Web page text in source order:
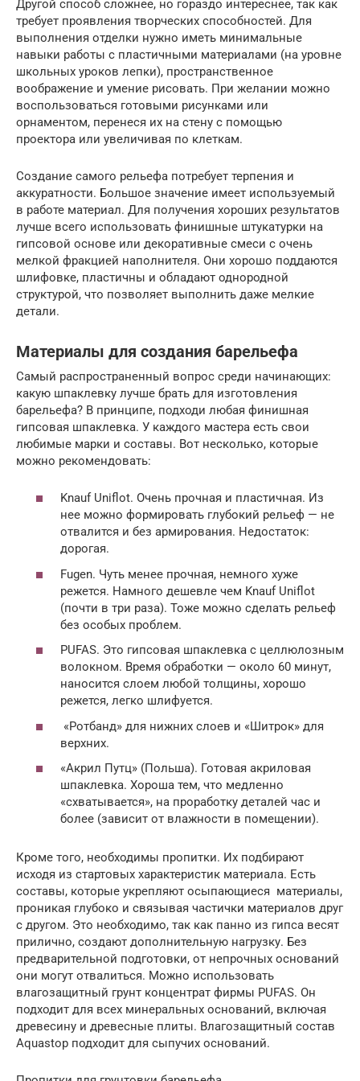
Другой способ сложнее, но гораздо интереснее, так как
требует проявления творческих способностей. Для
выполнения отделки нужно иметь минимальные
навыки работы с пластичными материалами (на уровне
школьных уроков лепки), пространственное
воображение и умение рисовать. При желании можно
воспользоваться готовыми рисунками или
орнаментом, перенеся их на стену с помощью
проектора или увеличивая по клеткам.
Создание самого рельефа потребует терпения и
аккуратности. Большое значение имеет используемый
в работе материал. Для получения хороших результатов
лучше всего использовать финишные штукатурки на
гипсовой основе или декоративные смеси с очень
мелкой фракцией наполнителя. Они хорошо поддаются
шлифовке, пластичны и обладают однородной
структурой, что позволяет выполнить даже мелкие
детали.
Материалы для создания барельефа
Самый распространенный вопрос среди начинающих:
какую шпаклевку лучше брать для изготовления
барельефа? В принципе, подходи любая финишная
гипсовая шпаклевка. У каждого мастера есть свои
любимые марки и составы. Вот несколько, которые
можно рекомендовать:
Knauf Uniflot. Очень прочная и пластичная. Из
нее можно формировать глубокий рельеф — не
отвалится и без армирования. Недостаток:
дорогая.
Fugen. Чуть менее прочная, немного хуже
режется. Намного дешевле чем Knauf Uniflot
(почти в три раза). Тоже можно сделать рельеф
без особых проблем.
PUFAS. Это гипсовая шпаклевка с целлюлозным
волокном. Время обработки — около 60 минут,
наносится слоем любой толщины, хорошо
режется, легко шлифуется.
«Ротбанд» для нижних слоев и «Шитрок» для
верхних.
«Акрил Путц» (Польша). Готовая акриловая
шпаклевка. Хороша тем, что медленно
«схватывается», на проработку деталей час и
более (зависит от влажности в помещении).
Кроме того, необходимы пропитки. Их подбирают
исходя из стартовых характеристик материала. Есть
составы, которые укрепляют осыпающиеся материалы,
проникая глубоко и связывая частички материалов друг
с другом. Это необходимо, так как панно из гипса весят
прилично, создают дополнительную нагрузку. Без
предварительной подготовки, от непрочных оснований
они могут отвалиться. Можно использовать
влагозащитный грунт концентрат фирмы PUFAS. Он
подходит для всех минеральных оснований, включая
древесину и древесные плиты. Влагозащитный состав
Aquastop подходит для сыпучих оснований.